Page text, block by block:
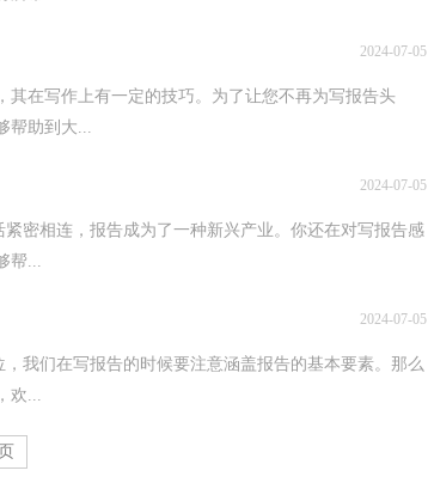
2024-07-05
在写作上有一定的技巧。为了让您不再为写报告头
帮助到大...
2024-07-05
密相连，报告成为了一种新兴产业。你还在对写报告感
帮...
2024-07-05
我们在写报告的时候要注意涵盖报告的基本要素。那么
欢...